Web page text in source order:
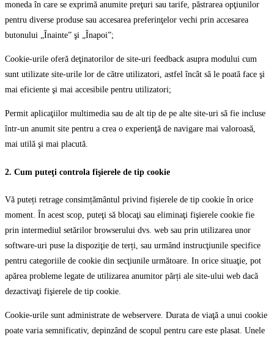
moneda în care se exprimă anumite preţuri sau tarife, păstrarea opţiunilor
pentru diverse produse sau accesarea preferinţelor vechi prin accesarea
butonului „Înainte” şi „Înapoi”;
Cookie-urile oferă deţinatorilor de site-uri feedback asupra modului cum
sunt utilizate site-urile lor de către utilizatori, astfel încât să le poată face şi
mai eficiente şi mai accesibile pentru utilizatori;
Permit aplicaţiilor multimedia sau de alt tip de pe alte site-uri să fie incluse
într-un anumit site pentru a crea o experienţă de navigare mai valoroasă,
mai utilă şi mai placută.
2. Cum puteţi controla fişierele de tip cookie
Vă puteți retrage consimțământul privind fișierele de tip cookie în orice
moment. În acest scop, puteţi să blocaţi sau eliminaţi fişierele cookie fie
prin intermediul setărilor browserului dvs. web sau prin utilizarea unor
software-uri puse la dispoziţie de terți, sau urmând instrucţiunile specifice
pentru categoriile de cookie din secţiunile următoare. In orice situaţie, pot
apărea probleme legate de utilizarea anumitor părți ale site-ului web dacă
dezactivaţi fişierele de tip cookie.
Cookie-urile sunt administrate de webservere. Durata de viaţă a unui cookie
poate varia semnificativ, depinzând de scopul pentru care este plasat. Unele